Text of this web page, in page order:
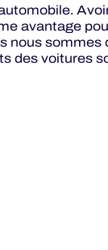
avantage
nous
des voitures